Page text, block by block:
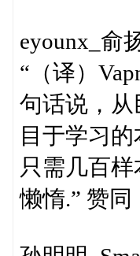
eyounx_俞
“（译）
句话说，
目于学习
只需几百
懒惰.” 赞同